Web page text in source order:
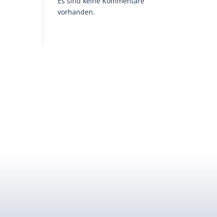
vorhanden.